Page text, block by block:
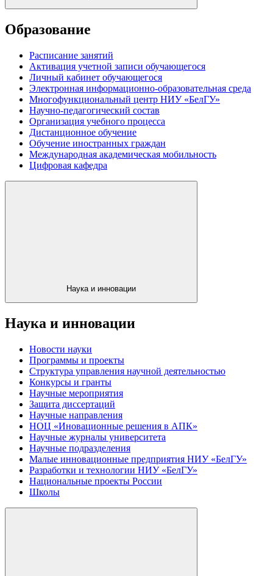
Образование
Расписание занятий
Активация учетной записи обучающегося
Личный кабинет обучающегося
Электронная информационно-образовательная среда
Многофункциональный центр НИУ «БелГУ»
Научно-педагогический состав
Организация учебного процесса
Дистанционное обучение
Обучение иностранных граждан
Международная академическая мобильность
Цифровая кафедра
Наука и инновации
Наука и инновации
Новости науки
Программы и проекты
Структура управления научной деятельностью
Конкурсы и гранты
Научные мероприятия
Защита диссертаций
Научные направления
НОЦ «Иновационные решения в АПК»
Научные журналы университета
Научные подразделения
Малые инновационные предприятия НИУ «БелГУ»
Разработки и технологии НИУ «БелГУ»
Национальные проекты России
Школы